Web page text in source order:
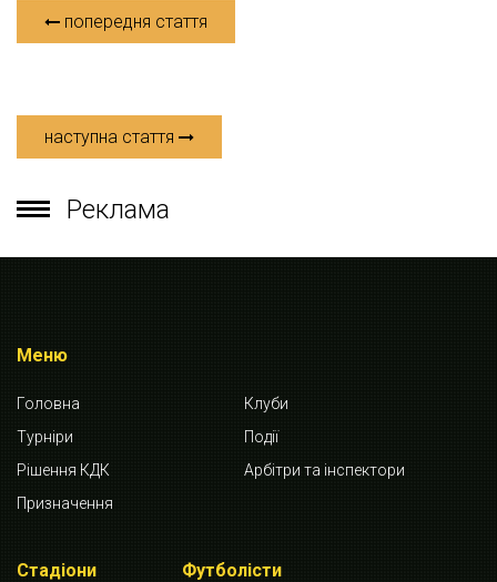
попередня стаття
наступна стаття
Реклама
Меню
Головна
Клуби
Турніри
Події
Рішення КДК
Арбітри та інспектори
Призначення
Стадіони Футболісти